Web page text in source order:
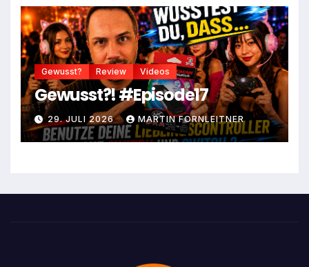
Gewusst? Review Videos
Gewusst?! #Episode17
29. JULI 2026 MARTIN FORNLEITNER